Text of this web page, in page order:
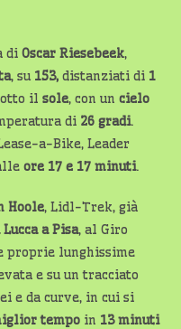
di Oscar Riesebeek,
, su 153, distanziati di 1
ilsole, con uncielo
di 26 gradi.
a-Bike, Leader
ore 17 e 17 minuti.
Hoole, Lidl-Trek, già
a Pisa, al Giro
proprie lunghissime
e su un tracciato
e da curve, in cui si
tempo in 13 minuti